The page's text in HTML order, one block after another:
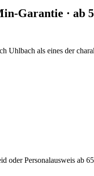
Garantie · ab
Uhlbach als eines der
oder Personalausweis ab